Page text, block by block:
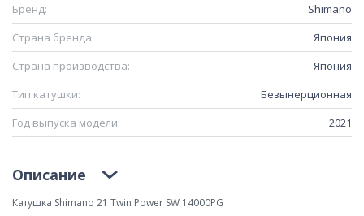
Бренд:
Shimano
Страна бренда:
Япония
Страна производства:
Япония
Тип катушки:
Безынерционная
Год выпуска модели:
2021
Описание
Катушка Shimano 21 Twin Power SW 14000PG